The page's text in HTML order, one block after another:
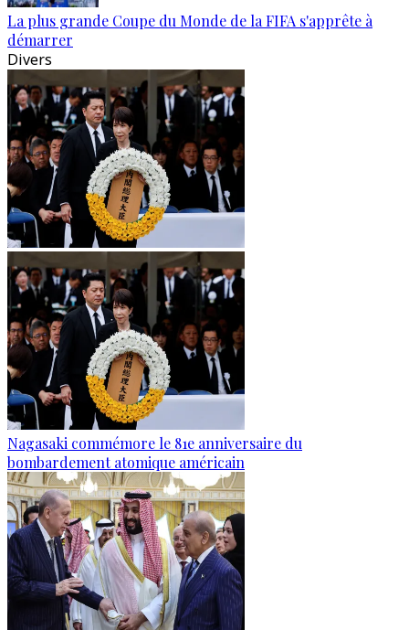
La plus grande Coupe du Monde de la FIFA s'apprête à
démarrer
Divers
Nagasaki commémore le 81e anniversaire du
bombardement atomique américain